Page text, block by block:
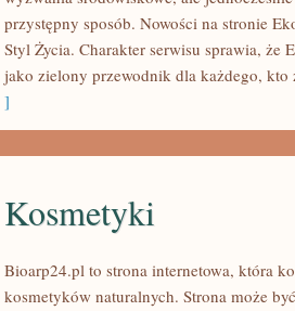
przystępny sposób. Nowości na stronie
Styl Życia. Charakter serwisu sprawia, że
jako zielony przewodnik dla każdego, kto
]
Kosmetyki
Bioarp24.pl to strona internetowa, która
kosmetyków naturalnych. Strona może